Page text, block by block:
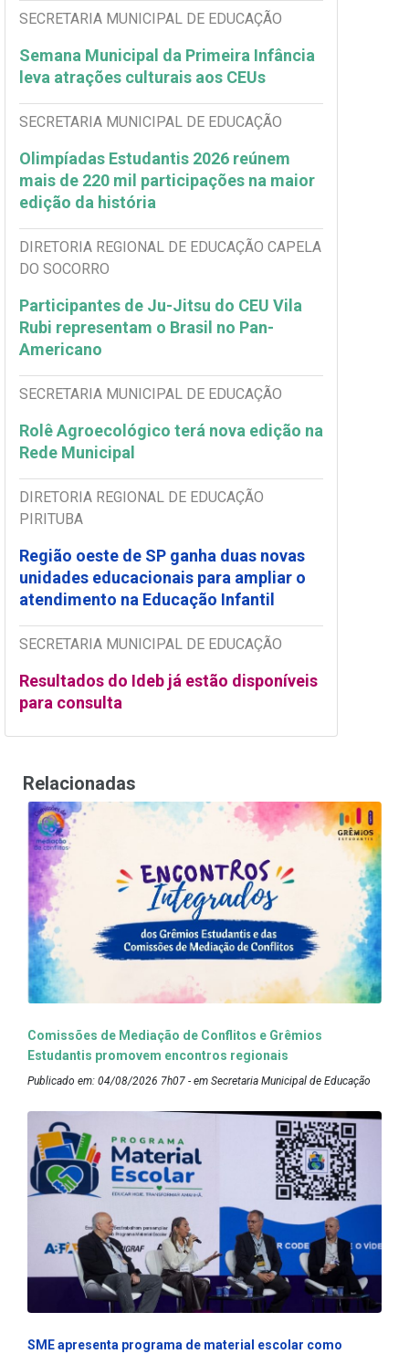
SECRETARIA MUNICIPAL DE EDUCAÇÃO
Semana Municipal da Primeira Infância
leva atrações culturais aos CEUs
SECRETARIA MUNICIPAL DE EDUCAÇÃO
Olimpíadas Estudantis 2026 reúnem
mais de 220 mil participações na maior
edição da história
DIRETORIA REGIONAL DE EDUCAÇÃO CAPELA
DO SOCORRO
Participantes de Ju-Jitsu do CEU Vila
Rubi representam o Brasil no Pan-
Americano
SECRETARIA MUNICIPAL DE EDUCAÇÃO
Rolê Agroecológico terá nova edição na
Rede Municipal
DIRETORIA REGIONAL DE EDUCAÇÃO
PIRITUBA
Região oeste de SP ganha duas novas
unidades educacionais para ampliar o
atendimento na Educação Infantil
SECRETARIA MUNICIPAL DE EDUCAÇÃO
Resultados do Ideb já estão disponíveis
para consulta
Relacionadas
Comissões de Mediação de Conflitos e Grêmios
Estudantis promovem encontros regionais
Publicado em: 04/08/2026 7h07 - em Secretaria Municipal de Educação
SME apresenta programa de material escolar como